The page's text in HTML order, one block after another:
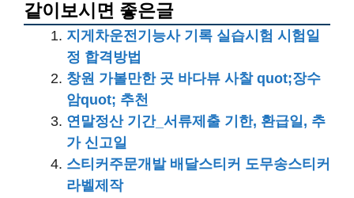
같이보시면 좋은글
지게차운전기능사 기록 실습시험 시험일
정 합격방법
창원 가볼만한 곳 바다뷰 사찰 quot;장수
암quot; 추천
연말정산 기간_서류제출 기한, 환급일, 추
가 신고일
스티커주문개발 배달스티커 도무송스티커
라벨제작